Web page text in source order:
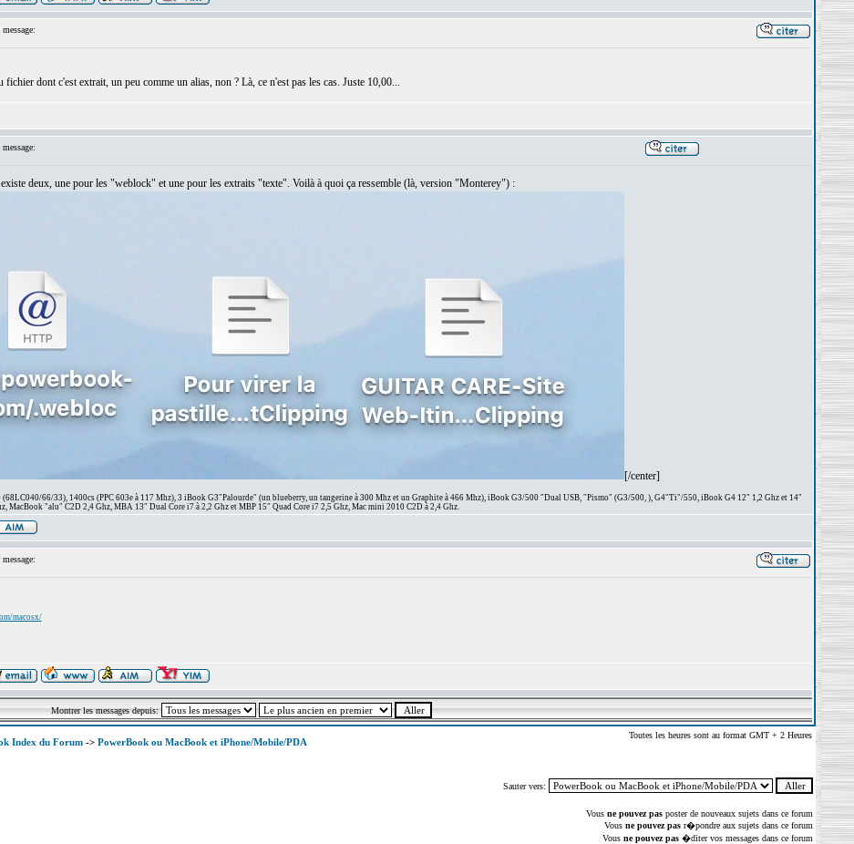
dont c'est extrait, un peu comme un alias, non ? Là, ce n'est pas les cas. Juste 10,00...
deux, une pour les "weblock" et une pour les extraits "texte". Voilà à quoi ça ressemble (là, version "Monterey") :
[/center]
66/33), 1400cs (PPC 603e à 117 Mhz), 3 iBook G3"Palourde" (un blueberry, un tangerine à 300 Mhz et un Graphite à 466 Mhz), iBook G3/500 "Dual USB, "Pismo" (G3/500, ), G4"Ti"/550, iBook G4 12" 1,2 Ghz et 14"
MacBook "alu" C2D 2,4 Ghz, MBA 13" Dual Core i7 à 2,2 Ghz et MBP 15" Quad Core i7 2,5 Ghz, Mac mini 2010 C2D à 2,4 Ghz.
macosx/
Montrer les messages depuis:
Index du Forum-> PowerBook ou MacBook et iPhone/Mobile/PDA
Toutes les heures sont au format GMT + 2 Heures
Sauter vers:
Vous ne pouvez pasposter de nouveaux sujets dans ce forum
Vous ne pouvez pasr�pondre aux sujets dans ce forum
Vous ne pouvez pas�diter vos messages dans ce forum